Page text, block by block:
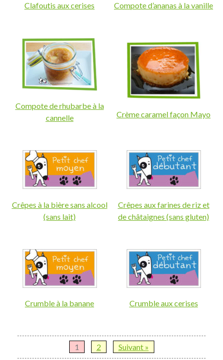
Clafoutis aux cerises Compote d’ananas à la vanille
Compote de rhubarbe à la
cannelle
Crème caramel façon Mayo
Crêpes à la bière sans alcool
(sans lait)
Crêpes aux farines de riz et
de châtaignes (sans gluten)
Crumble à la banane Crumble aux cerises
1 2 Suivant »